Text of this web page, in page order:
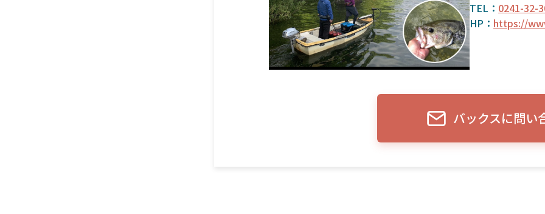
TEL： 0241-32-
HP： https://
バックスに問い